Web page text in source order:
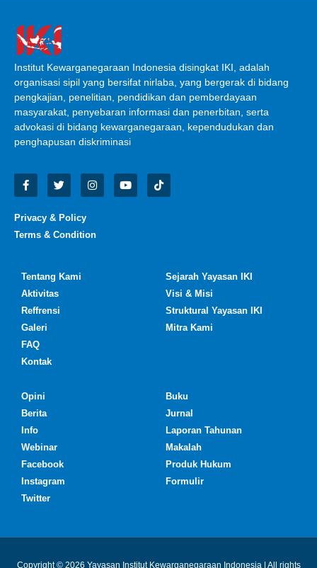
Institut Kewarganegaraan Indonesia disingkat IKI, adalah
organisasi sipil yang bersifat nirlaba, yang bergerak di bidang
pengkajian, penelitian, pendidikan dan pemberdayaan
masyarakat, penyebaran informasi dan penerbitan, serta
advokasi di bidang kewarganegaraan, kependudukan dan
penghapusan diskriminasi
Privacy & Policy
Terms & Condition
Tentang Kami
Aktivitas
Reffrensi
Galeri
FAQ
Kontak
Sejarah Yayasan IKI
Visi & Misi
Struktural Yayasan IKI
Mitra Kami
Opini
Berita
Info
Webinar
Facebook
Instagram
Twitter
Buku
Jurnal
Laporan Tahunan
Makalah
Produk Hukum
Formulir
Copyright © 2026 Yayasan Institut Kewarganegaraan Indonesia | All rights